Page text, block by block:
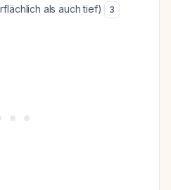
als auch tief)
3